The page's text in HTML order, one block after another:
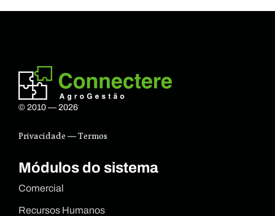
© 2010 — 2026
Privacidade — Termos
Módulos do sistema
Comercial
Recursos Humanos